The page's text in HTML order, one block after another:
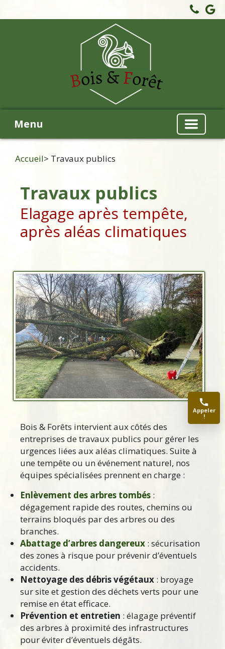
Menu
Accueil> Travaux publics
Travaux publics
Elagage après tempête,
après aléas climatiques
Bois & Forêts intervient aux côtés des
entreprises de travaux publics pour gérer les
urgences liées aux aléas climatiques. Suite à
une tempête ou un événement naturel, nos
équipes spécialisées prennent en charge :
Enlèvement des arbres tombés :
dégagement rapide des routes, chemins ou
terrains bloqués par des arbres ou des
branches.
Abattage d’arbres dangereux : sécurisation
des zones à risque pour prévenir d’éventuels
accidents.
Nettoyage des débris végétaux : broyage
sur site et gestion des déchets verts pour une
remise en état efficace.
Prévention et entretien : élagage préventif
des arbres à proximité des infrastructures
pour éviter d’éventuels dégâts.
Appeler
!